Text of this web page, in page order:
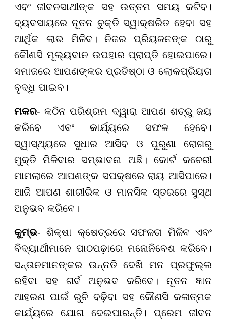
ଏବଂ ଜୀବନସାଥୀଙ୍କ ସହ ଉତ୍ତମ ସମୟ କଟିବ।
ବ୍ୟବସାୟରେ ନୂତନ ଚୁକ୍ତି ସ୍ୱାକ୍ଷରିତ ହେବା ସହ
ଆର୍ଥିକ ଲାଭ ମିଳିବ। ନିଜର ପ୍ରିୟଜନଙ୍କ ଠାରୁ
କୌଣସି ମୂଲ୍ୟବାନ ଉପହାର ପ୍ରାପ୍ତି ହୋଇପାରେ।
ସମାଜରେ ଆପଣଙ୍କର ପ୍ରତିଷ୍ଠା ଓ ଲୋକପ୍ରିୟତା
ବୃଦ୍ଧି ପାଇବ।
ମକର- କଠିନ ପରିଶ୍ରମ ଦ୍ୱାରା ଆପଣ ଶତ୍ରୁ ଜୟ
କରିବେ ଏବଂ କାର୍ଯ୍ୟରେ ସଫଳ ହେବେ।
ସ୍ୱାସ୍ଥ୍ୟରେ ସୁଧାର ଆସିବ ଓ ପୁରୁଣା ରୋଗରୁ
ମୁକ୍ତି ମିଳିବାର ସମ୍ଭାବନା ଅଛି। କୋର୍ଟ କଚେରୀ
ମାମଲାରେ ଆପଣଙ୍କ ସପକ୍ଷରେ ରାୟ ଆସିପାରେ।
ଆଜି ଆପଣ ଶାରୀରିକ ଓ ମାନସିକ ସ୍ତରରେ ସୁସ୍ଥ
ଅନୁଭବ କରିବେ।
କୁମ୍ଭ- ଶିକ୍ଷା କ୍ଷେତ୍ରରେ ସଫଳତା ମିଳିବ ଏବଂ
ବିଦ୍ୟାର୍ଥୀମାନେ ପାଠପଢ଼ାରେ ମନୋନିବେଶ କରିବେ।
ସନ୍ତାନମାନଙ୍କର ଉନ୍ନତି ଦେଖି ମନ ପ୍ରଫୁଲ୍ଲ
ରହିବା ସହ ଗର୍ବ ଅନୁଭବ କରିବେ। ନୂତନ ଜ୍ଞାନ
ଆହରଣ ପାଇଁ ରୁଚି ବଢ଼ିବା ସହ କୌଣସି କଳାତ୍ମକ
କାର୍ଯ୍ୟରେ ଯୋଗ ଦେଇପାରନ୍ତି। ପ୍ରେମ ଜୀବନ